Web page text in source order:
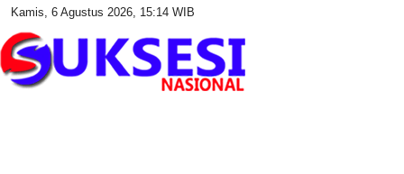
Kamis, 6 Agustus 2026, 15:14 WIB